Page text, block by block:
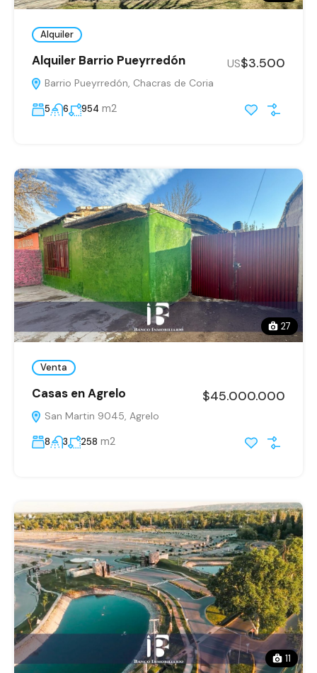
Alquiler
Alquiler Barrio Pueyrredón
Barrio Pueyrredón, Chacras de Coria
US$3.500
5 6 954 m2
27
Venta
Casas en Agrelo
San Martin 9045, Agrelo
$45.000.000
8 3 258 m2
11